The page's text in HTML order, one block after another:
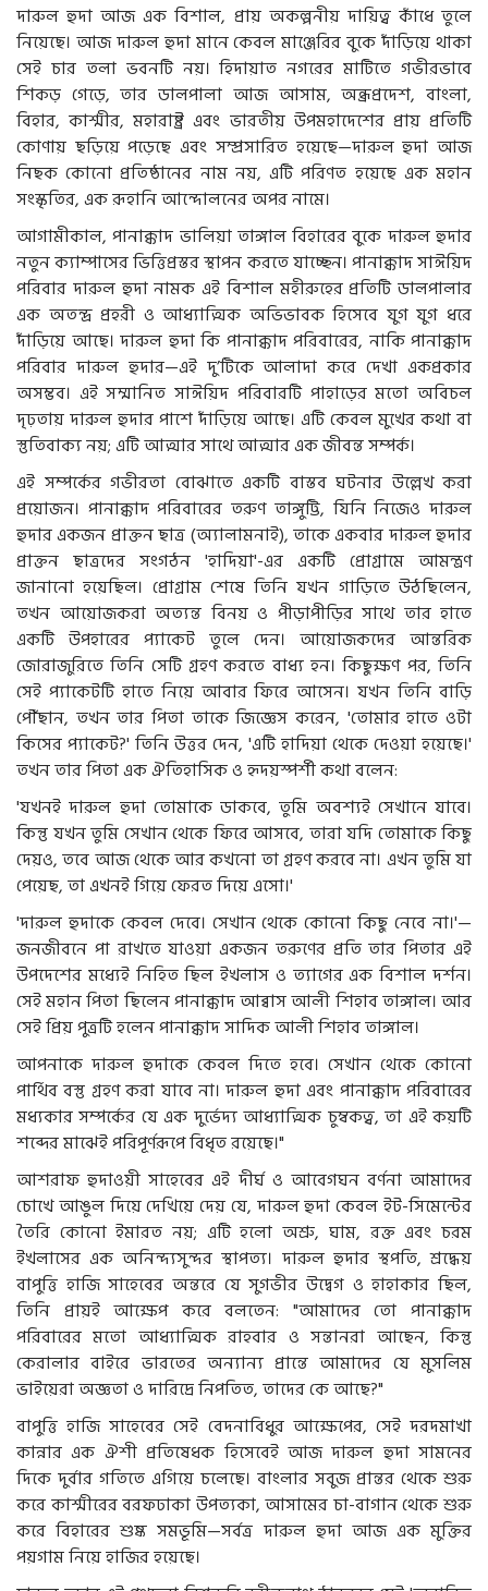
দারুল হুদা আজ এক বিশাল, প্রায় অকল্পনীয় দায়িত্ব কাঁধে তুলে
নিয়েছে। আজ দারুল হুদা মানে কেবল মাঞ্জেরির বুকে দাঁড়িয়ে থাকা
সেই চার তলা ভবনটি নয়। হিদায়াত নগরের মাটিতে গভীরভাবে
শিকড় গেড়ে, তার ডালপালা আজ আসাম, অন্ধ্রপ্রদেশ, বাংলা,
বিহার, কাশ্মীর, মহারাষ্ট্র এবং ভারতীয় উপমহাদেশের প্রায় প্রতিটি
কোণায় ছড়িয়ে পড়েছে এবং সম্প্রসারিত হয়েছে—দারুল হুদা আজ
নিছক কোনো প্রতিষ্ঠানের নাম নয়, এটি পরিণত হয়েছে এক মহান
সংস্কৃতির, এক রূহানি আন্দোলনের অপর নামে।
আগামীকাল, পানাক্কাদ ভালিয়া তাঙ্গাল বিহারের বুকে দারুল হুদার
নতুন ক্যাম্পাসের ভিত্তিপ্রস্তর স্থাপন করতে যাচ্ছেন। পানাক্কাদ সাঈয়িদ
পরিবার দারুল হুদা নামক এই বিশাল মহীরুহের প্রতিটি ডালপালার
এক অতন্দ্র প্রহরী ও আধ্যাত্মিক অভিভাবক হিসেবে যুগ যুগ ধরে
দাঁড়িয়ে আছে। দারুল হুদা কি পানাক্কাদ পরিবারের, নাকি পানাক্কাদ
পরিবার দারুল হুদার—এই দু’টিকে আলাদা করে দেখা একপ্রকার
অসম্ভব। এই সম্মানিত সাঈয়িদ পরিবারটি পাহাড়ের মতো অবিচল
দৃঢ়তায় দারুল হুদার পাশে দাঁড়িয়ে আছে। এটি কেবল মুখের কথা বা
স্তুতিবাক্য নয়; এটি আত্মার সাথে আত্মার এক জীবন্ত সম্পর্ক।
এই সম্পর্কের গভীরতা বোঝাতে একটি বাস্তব ঘটনার উল্লেখ করা
প্রয়োজন। পানাক্কাদ পরিবারের তরুণ তাঙ্গুট্টি, যিনি নিজেও দারুল
হুদার একজন প্রাক্তন ছাত্র (অ্যালামনাই), তাকে একবার দারুল হুদার
প্রাক্তন ছাত্রদের সংগঠন 'হাদিয়া'-এর একটি প্রোগ্রামে আমন্ত্রণ
জানানো হয়েছিল। প্রোগ্রাম শেষে তিনি যখন গাড়িতে উঠছিলেন,
তখন আয়োজকরা অত্যন্ত বিনয় ও পীড়াপীড়ির সাথে তার হাতে
একটি উপহারের প্যাকেট তুলে দেন। আয়োজকদের আন্তরিক
জোরাজুরিতে তিনি সেটি গ্রহণ করতে বাধ্য হন। কিছুক্ষণ পর, তিনি
সেই প্যাকেটটি হাতে নিয়ে আবার ফিরে আসেন। যখন তিনি বাড়ি
পৌঁছান, তখন তার পিতা তাকে জিজ্ঞেস করেন, 'তোমার হাতে ওটা
কিসের প্যাকেট?' তিনি উত্তর দেন, 'এটি হাদিয়া থেকে দেওয়া হয়েছে।'
তখন তার পিতা এক ঐতিহাসিক ও হৃদয়স্পর্শী কথা বলেন:
'যখনই দারুল হুদা তোমাকে ডাকবে, তুমি অবশ্যই সেখানে যাবে।
কিন্তু যখন তুমি সেখান থেকে ফিরে আসবে, তারা যদি তোমাকে কিছু
দেয়ও, তবে আজ থেকে আর কখনো তা গ্রহণ করবে না। এখন তুমি যা
পেয়েছ, তা এখনই গিয়ে ফেরত দিয়ে এসো।'
'দারুল হুদাকে কেবল দেবে। সেখান থেকে কোনো কিছু নেবে না।'—
জনজীবনে পা রাখতে যাওয়া একজন তরুণের প্রতি তার পিতার এই
উপদেশের মধ্যেই নিহিত ছিল ইখলাস ও ত্যাগের এক বিশাল দর্শন।
সেই মহান পিতা ছিলেন পানাক্কাদ আব্বাস আলী শিহাব তাঙ্গাল। আর
সেই প্রিয় পুত্রটি হলেন পানাক্কাদ সাদিক আলী শিহাব তাঙ্গাল।
আপনাকে দারুল হুদাকে কেবল দিতে হবে। সেখান থেকে কোনো
পার্থিব বস্তু গ্রহণ করা যাবে না। দারুল হুদা এবং পানাক্কাদ পরিবারের
মধ্যকার সম্পর্কের যে এক দুর্ভেদ্য আধ্যাত্মিক চুম্বকত্ব, তা এই কয়টি
শব্দের মাঝেই পরিপূর্ণরূপে বিধৃত রয়েছে।"
আশরাফ হুদাওয়ী সাহেবের এই দীর্ঘ ও আবেগঘন বর্ণনা আমাদের
চোখে আঙুল দিয়ে দেখিয়ে দেয় যে, দারুল হুদা কেবল ইট-সিমেন্টের
তৈরি কোনো ইমারত নয়; এটি হলো অশ্রু, ঘাম, রক্ত এবং চরম
ইখলাসের এক অনিন্দ্যসুন্দর স্থাপত্য। দারুল হুদার স্থপতি, শ্রদ্ধেয়
বাপুত্তি হাজি সাহেবের অন্তরে যে সুগভীর উদ্বেগ ও হাহাকার ছিল,
তিনি প্রায়ই আক্ষেপ করে বলতেন: "আমাদের তো পানাক্কাদ
পরিবারের মতো আধ্যাত্মিক রাহবার ও সন্তানরা আছেন, কিন্তু
কেরালার বাইরে ভারতের অন্যান্য প্রান্তে আমাদের যে মুসলিম
ভাইয়েরা অজ্ঞতা ও দারিদ্রে নিপতিত, তাদের কে আছে?"
বাপুত্তি হাজি সাহেবের সেই বেদনাবিধুর আক্ষেপের, সেই দরদমাখা
কান্নার এক ঐশী প্রতিষেধক হিসেবেই আজ দারুল হুদা সামনের
দিকে দুর্বার গতিতে এগিয়ে চলেছে। বাংলার সবুজ প্রান্তর থেকে শুরু
করে কাশ্মীরের বরফঢাকা উপত্যকা, আসামের চা-বাগান থেকে শুরু
করে বিহারের শুষ্ক সমভূমি—সর্বত্র দারুল হুদা আজ এক মুক্তির
পয়গাম নিয়ে হাজির হয়েছে।